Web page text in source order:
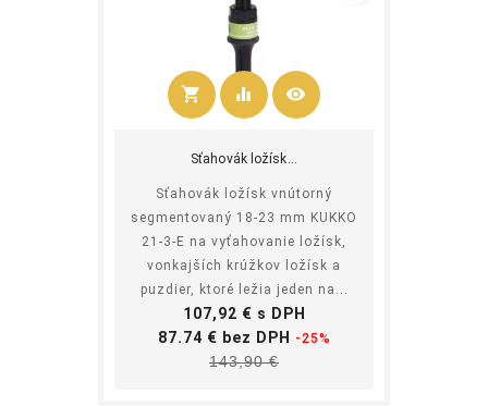
shopping_cart
Kúpiť
equalizer visibility
Sťahovák ložísk...
Sťahovák ložísk vnútorný
segmentovaný 18-23 mm KUKKO
21-3-E na vyťahovanie ložísk,
vonkajších krúžkov ložísk a
puzdier, ktoré ležia jeden na...
Cena
107,92 € s DPH
87.74 € bez DPH Základná
-25%
143,90 €Cena